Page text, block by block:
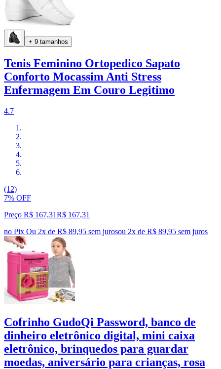
+ 9 tamanhos
Tenis Feminino Ortopedico Sapato
Conforto Mocassim Anti Stress
Enfermagem Em Couro Legitimo
4.7
(12)
7% OFF
Preço R$ 167,31R$ 167,31
no Pix Ou 2x de R$ 89,95 sem jurosou 2x de R$ 89,95 sem juros
Cofrinho GudoQi Password, banco de
dinheiro eletrônico digital, mini caixa
eletrônico, brinquedos para guardar
moedas, aniversário para crianças, rosa